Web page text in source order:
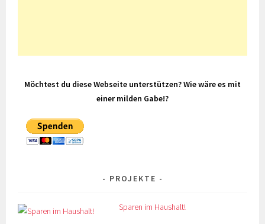
Möchtest du diese Webseite unterstützen? Wie wäre es mit
einer milden Gabe!?
PROJEKTE
Sparen im Haushalt!